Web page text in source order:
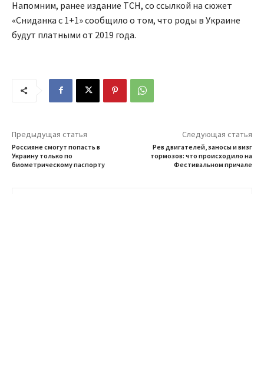
Напомним, ранее издание ТСН, со ссылкой на сюжет
«Сниданка с 1+1» сообщило о том, что роды в Украине
будут платными от 2019 года.
Предыдущая статья
Россияне смогут попасть в
Украину только по
биометрическому паспорту
Следующая статья
Рев двигателей, заносы и визг
тормозов: что происходило на
Фестивальном причале